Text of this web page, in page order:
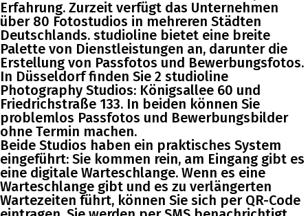
Erfahrung. Zurzeit verfügt das Unternehmen
über 80 Fotostudios in mehreren Städten
Deutschlands. studioline bietet eine breite
Palette von Dienstleistungen an, darunter die
Erstellung von Passfotos und Bewerbungsfotos.
In Düsseldorf finden Sie 2 studioline
Photography Studios: Königsallee 60 und
Friedrichstraße 133. In beiden können Sie
problemlos Passfotos und Bewerbungsbilder
ohne Termin machen.
Beide Studios haben ein praktisches System
eingeführt: Sie kommen rein, am Eingang gibt es
eine digitale Warteschlange. Wenn es eine
Warteschlange gibt und es zu verlängerten
Wartezeiten führt, können Sie sich per QR-Code